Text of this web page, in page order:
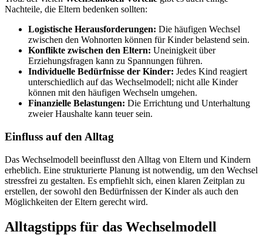
Nachteile, die Eltern bedenken sollten:
Logistische Herausforderungen: Die häufigen Wechsel
zwischen den Wohnorten können für Kinder belastend sein.
Konflikte zwischen den Eltern: Uneinigkeit über
Erziehungsfragen kann zu Spannungen führen.
Individuelle Bedürfnisse der Kinder: Jedes Kind reagiert
unterschiedlich auf das Wechselmodell; nicht alle Kinder
können mit den häufigen Wechseln umgehen.
Finanzielle Belastungen: Die Errichtung und Unterhaltung
zweier Haushalte kann teuer sein.
Einfluss auf den Alltag
Das Wechselmodell beeinflusst den Alltag von Eltern und Kindern
erheblich. Eine strukturierte Planung ist notwendig, um den Wechsel
stressfrei zu gestalten. Es empfiehlt sich, einen klaren Zeitplan zu
erstellen, der sowohl den Bedürfnissen der Kinder als auch den
Möglichkeiten der Eltern gerecht wird.
Alltagstipps für das Wechselmodell